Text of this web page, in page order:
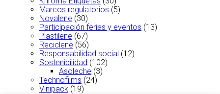
Marcos regulatorios (5)
Novalene (30)
Participación ferias y eventos (13)
Plastilene (67)
Reciclene (56)
Responsabilidad social (12)
Sostenibilidad (102)
Asoleche (3)
Technofilms (24)
Vinipack (19)